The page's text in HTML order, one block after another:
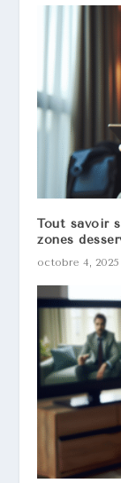
Tout savoir
zones
octobre 4, 2025